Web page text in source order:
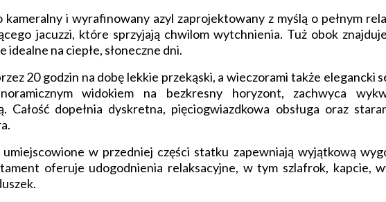
i wyrafinowany azyl zaprojektowany z myślą o pełnym
jacuzzi, które sprzyjają chwilom wytchnienia. Tuż obok
na ciepłe, słoneczne dni.
20 godzin na dobę lekkie przekąski, a wieczorami także
widokiem na bezkresny horyzont, zachwyca
Całość dopełnia dyskretna, pięciogwiazdkowa obsługa oraz
w przedniej części statku zapewniają wyjątkową
oferuje udogodnienia relaksacyjne, w tym szlafrok, kapcie,